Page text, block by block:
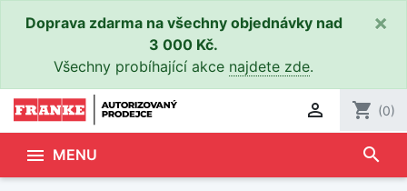
Doprava zdarma na všechny objednávky nad
3 000 Kč.
Všechny probíhající akce najdete zde.
×
 shopping_cart (0)
 MENU search